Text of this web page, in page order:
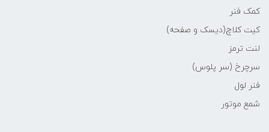
کمک فنر
کیت کلاچ(دیسک و صفحه)
لنت ترمز
سرچرخ (سر پلوس)
فنر لول
شمع موتور